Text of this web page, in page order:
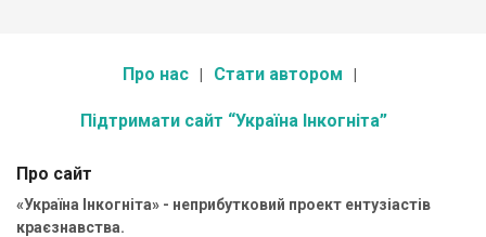
Про нас Стати автором
Підтримати сайт “Україна Інкогніта”
Про сайт
«Україна Інкогніта» - неприбутковий проект ентузіастів
краєзнавства.